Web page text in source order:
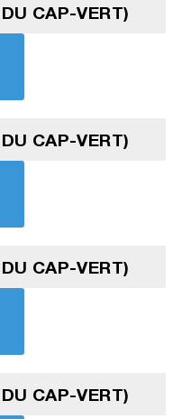
CAP-VERT)
CAP-VERT)
CAP-VERT)
CAP-VERT)